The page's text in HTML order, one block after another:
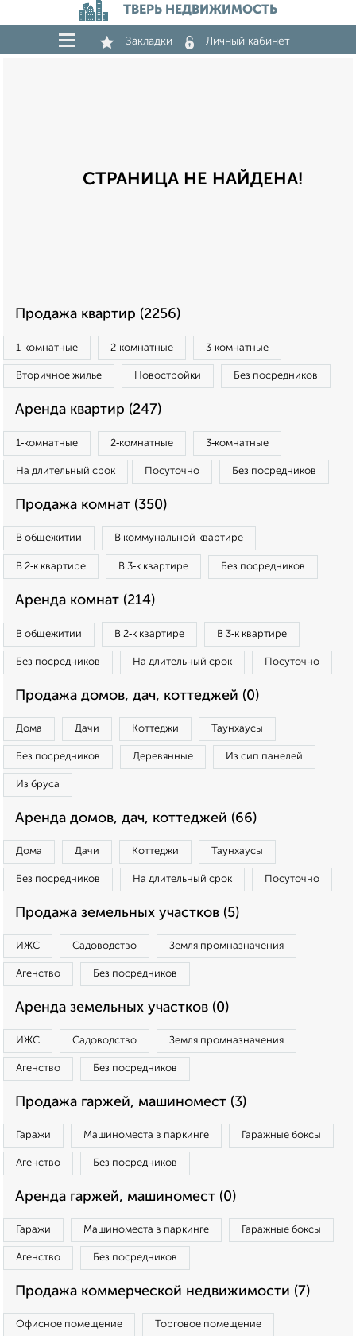
ТВЕРЬ НЕДВИЖИМОСТЬ
Закладки Личный кабинет
СТРАНИЦА НЕ НАЙДЕНА!
Продажа квартир (2256)
1‑комнатные 2‑комнатные 3‑комнатные
Вторичное жилье Новостройки Без посредников
Аренда квартир (247)
1‑комнатные 2‑комнатные 3‑комнатные
На длительный срок Посуточно Без посредников
Продажа комнат (350)
В общежитии В коммунальной квартире
В 2‑к квартире В 3‑к квартире Без посредников
Аренда комнат (214)
В общежитии В 2‑к квартире В 3‑к квартире
Без посредников На длительный срок Посуточно
Продажа домов, дач, коттеджей (0)
Дома Дачи Коттеджи Таунхаусы
Без посредников Деревянные Из сип панелей
Из бруса
Аренда домов, дач, коттеджей (66)
Дома Дачи Коттеджи Таунхаусы
Без посредников На длительный срок Посуточно
Продажа земельных участков (5)
ИЖС Садоводство Земля промназначения
Агенство Без посредников
Аренда земельных участков (0)
ИЖС Садоводство Земля промназначения
Агенство Без посредников
Продажа гаржей, машиномест (3)
Гаражи Машиноместа в паркинге Гаражные боксы
Агенство Без посредников
Аренда гаржей, машиномест (0)
Гаражи Машиноместа в паркинге Гаражные боксы
Агенство Без посредников
Продажа коммерческой недвижимости (7)
Офисное помещение Торговое помещение